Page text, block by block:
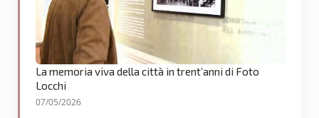
La memoria viva della città in trent’anni di Foto
Locchi
07/05/2026